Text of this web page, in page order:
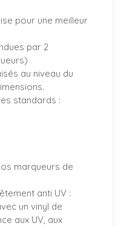
pour une meilleur
par 2
au niveau du
standards :
marqueurs de
anti UV :
un vinyl de
aux UV, aux